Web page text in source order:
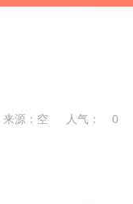
来源：空 人气： 0